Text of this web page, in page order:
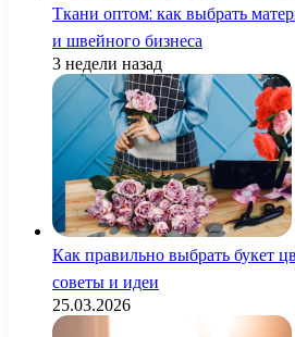
Ткани оптом: как выбрать
и швейного бизнеса
3 недели назад
Как правильно выбрать букет
советы и идеи
25.03.2026